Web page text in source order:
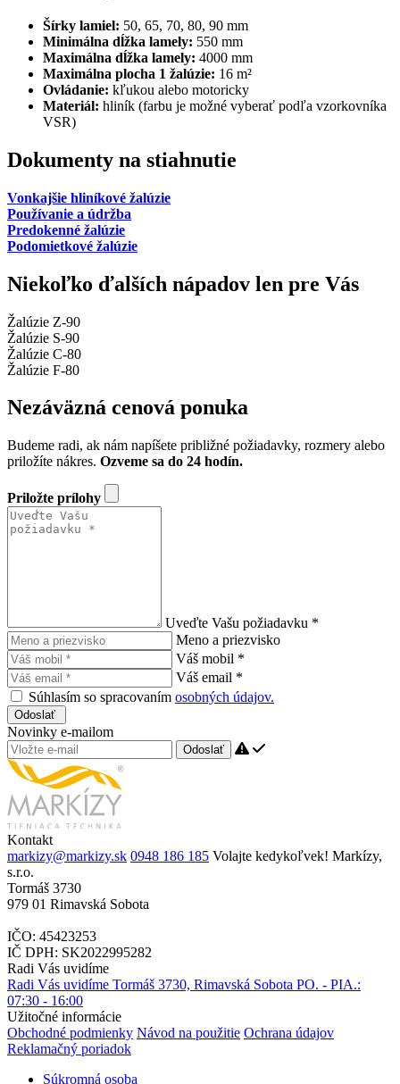
Šírky lamiel: 50, 65, 70, 80, 90 mm
Minimálna dĺžka lamely: 550 mm
Maximálna dĺžka lamely: 4000 mm
Maximálna plocha 1 žalúzie: 16 m²
Ovládanie: kľukou alebo motoricky
Materiál: hliník (farbu je možné vyberať podľa vzorkovníka
VSR)
Dokumenty na stiahnutie
Vonkajšie hliníkové žalúzie
Používanie a údržba
Predokenné žalúzie
Podomietkové žalúzie
Niekoľko ďalších nápadov len pre Vás
Žalúzie Z-90
Žalúzie S-90
Žalúzie C-80
Žalúzie F-80
Nezáväzná cenová ponuka
Budeme radi, ak nám napíšete približné požiadavky, rozmery alebo
priložíte nákres. Ozveme sa do 24 hodín.
Priložte prílohy
Uveďte Vašu požiadavku *
Meno a priezvisko
Váš mobil *
Váš email *
Súhlasím so spracovaním osobných údajov.
Odoslať
Novinky e-mailom
Odoslať
Kontakt
markizy@markizy.sk 0948 186 185 Volajte kedykoľvek! Markízy,
s.r.o.
Tormáš 3730
979 01 Rimavská Sobota
IČO: 45423253
IČ DPH: SK2022995282
Radi Vás uvidíme
Radi Vás uvidíme Tormáš 3730, Rimavská Sobota PO. - PIA.:
07:30 - 16:00
Užitočné informácie
Obchodné podmienky Návod na použitie Ochrana údajov
Reklamačný poriadok
Súkromná osoba